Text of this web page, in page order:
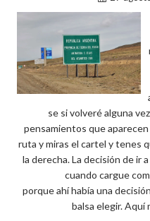
se si volveré alguna
pensamientos que
ruta y miras el cartel y tenes
la derecha. La decisión de ir
cuando cargue
porque ahí había una
balsa elegir. Aquí